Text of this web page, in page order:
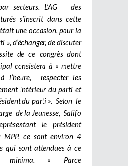
secteurs. L’AG des
s’inscrit dans cette
une occasion, pour la
», d’échanger, de discuter
de ce congrès dont
consistera à « mettre
l’heure, respecter les
intérieur du parti et
du parti ». Selon le
de la Jeunesse, Salifo
le président
MPP, ce sont environ 4
qui sont attendues à ce
minima. « Parce